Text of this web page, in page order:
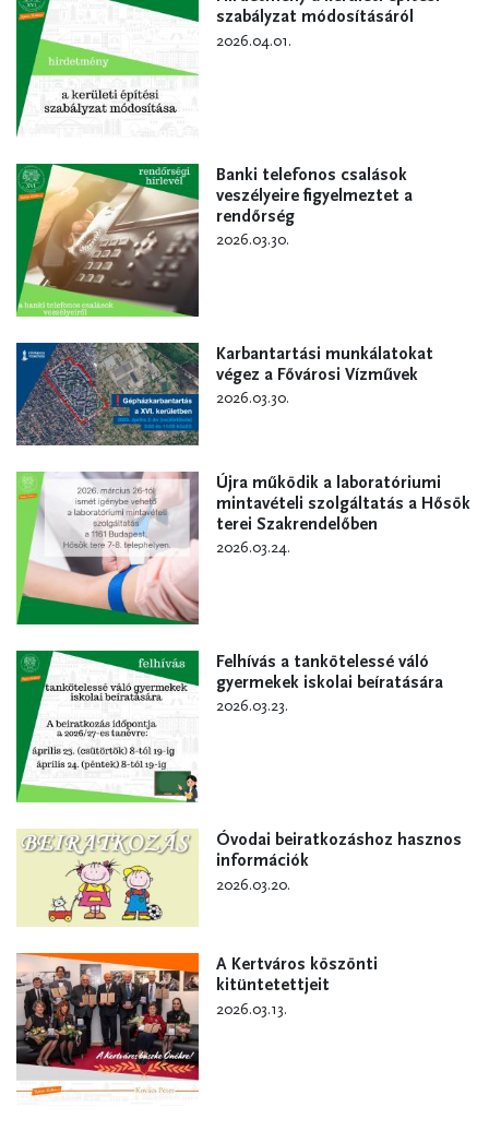
szabályzat módosításáról
2026.04.01.
Banki telefonos csalások
veszélyeire figyelmeztet a
rendőrség
2026.03.30.
Karbantartási munkálatokat
végez a Fővárosi Vízművek
2026.03.30.
Újra működik a laboratóriumi
mintavételi szolgáltatás a Hősök
terei Szakrendelőben
2026.03.24.
Felhívás a tankötelessé váló
gyermekek iskolai beíratására
2026.03.23.
Óvodai beiratkozáshoz hasznos
információk
2026.03.20.
A Kertváros köszönti
kitüntetettjeit
2026.03.13.